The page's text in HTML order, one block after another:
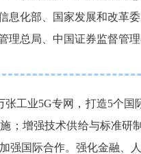
息化部、国家发展和改革
理总局、中国证券监督管
张工业5G专网 ，打造5个
；增强技术供给与标准研
强国际合作。强化金融、